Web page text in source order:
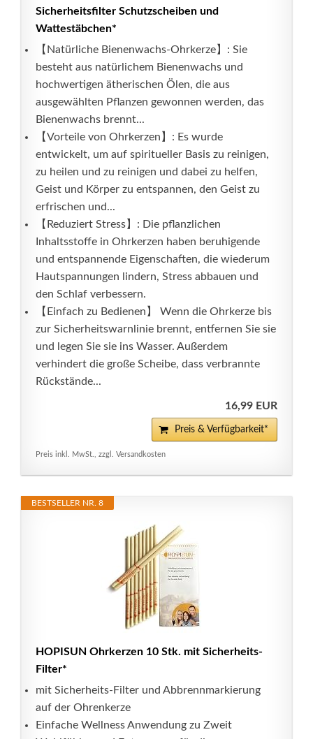
Sicherheitsfilter Schutzscheiben und
Wattestäbchen*
【Natürliche Bienenwachs-Ohrkerze】: Sie
besteht aus natürlichem Bienenwachs und
hochwertigen ätherischen Ölen, die aus
ausgewählten Pflanzen gewonnen werden, das
Bienenwachs brennt...
【Vorteile von Ohrkerzen】: Es wurde
entwickelt, um auf spiritueller Basis zu reinigen,
zu heilen und zu reinigen und dabei zu helfen,
Geist und Körper zu entspannen, den Geist zu
erfrischen und...
【Reduziert Stress】: Die pflanzlichen
Inhaltsstoffe in Ohrkerzen haben beruhigende
und entspannende Eigenschaften, die wiederum
Hautspannungen lindern, Stress abbauen und
den Schlaf verbessern.
【Einfach zu Bedienen】 Wenn die Ohrkerze bis
zur Sicherheitswarnlinie brennt, entfernen Sie sie
und legen Sie sie ins Wasser. Außerdem
verhindert die große Scheibe, dass verbrannte
Rückstände...
16,99 EUR
Preis & Verfügbarkeit*
Preis inkl. MwSt., zzgl. Versandkosten
BESTSELLER NR. 8
HOPISUN Ohrkerzen 10 Stk. mit Sicherheits-
Filter*
mit Sicherheits-Filter und Abbrennmarkierung
auf der Ohrenkerze
Einfache Wellness Anwendung zu Zweit